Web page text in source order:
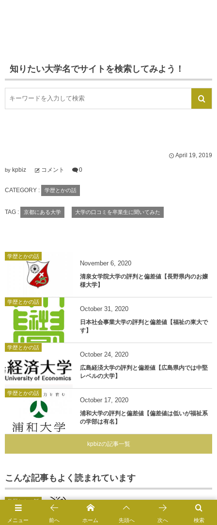
知りたい大学名でサイトを検索してみよう！
April 19, 2019
by kpbiz コメント 0
CATEGORY : 学歴とかの話
TAG : 京都にある大学 大学の口コミを卒業生に聞いてみた
学歴とかの話
November 6, 2020
清泉女学院大学の評判と偏差値【長野県内のお嬢
様大学】
学歴とかの話
October 31, 2020
日本社会事業大学の評判と偏差値【福祉の東大で
す】
学歴とかの話
October 24, 2020
広島経済大学の評判と偏差値【広島県内では中堅
レベルの大学】
学歴とかの話
October 17, 2020
浦和大学の評判と偏差値【偏差値は低いが福祉系
の学部は有名】
kpbizの記事一覧
こんな記事もよく読まれています
学歴とかの話
メニュー 検索
前へ ホーム 先頭へ 次へ